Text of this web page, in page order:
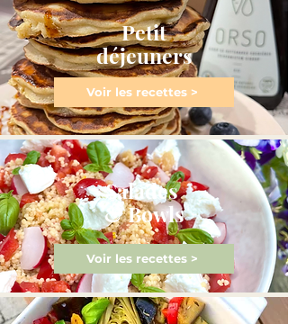
Petit
déjeuners
Voir les recettes >
Voir les recettes >
Salades
& Bowls